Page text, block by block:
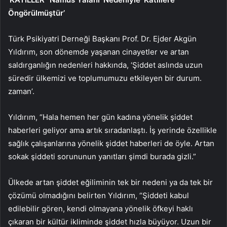
Öngörülmüştür’
Türk Psikiyatri Derneği Başkanı Prof. Dr. Ejder Akgün
Yıldırım, son dönemde yaşanan cinayetler ve artan
saldırganlığın nedenleri hakkında, ‘Şiddet aslında uzun
süredir ülkemizi ve toplumumuzu etkileyen bir durum.
zaman’.
Yıldırım, “Hala hemen her gün kadına yönelik şiddet
haberleri geliyor ama artık sıradanlaştı. İş yerinde özellikle
sağlık çalışanlarına yönelik şiddet haberleri de öyle. Artan
sokak şiddeti sorununun yanıtları şimdi burada gizli.”
Ülkede artan şiddet eğiliminin tek bir nedeni ya da tek bir
çözümü olmadığını belirten Yıldırım, “Şiddeti kabul
edilebilir gören, kendi olmayana yönelik öfkeyi haklı
çıkaran bir kültür ikliminde şiddet hızla büyüyor. Uzun bir